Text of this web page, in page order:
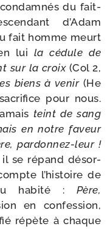
du fait-​
d’Adam
fait homme meurt
lui la cédule de
sur la croix(Col 2,
biens à venir (He
pour nous.
teint de sang
en notre faveur
pardonnez-​leur !
il se répand désor­
l’histoire de
habi­té : Père,
en confes­sion,
répète à chaque